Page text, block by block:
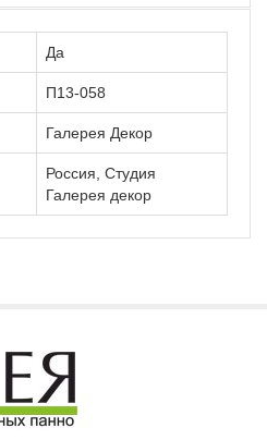
Да
П13-058
Галерея Декор
Россия, Студия
Галерея декор